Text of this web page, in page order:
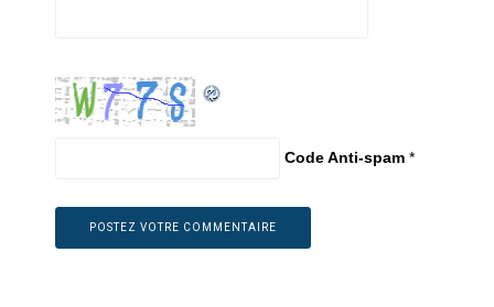
Code Anti-spam *